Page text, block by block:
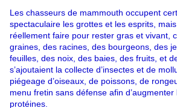
Les chasseurs de mammouth occupent
spectaculaire les grottes et les esprits,
réellement faire pour rester gras et vivant,
graines, des racines, des bourgeons, des
feuilles, des noix, des baies, des fruits, et
s’ajoutaient la collecte d’insectes et de
piégeage d’oiseaux, de poissons, de
menu fretin sans défense afin
protéines.